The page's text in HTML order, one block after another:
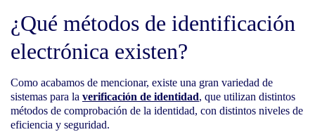
¿Qué métodos de identificación
electrónica existen?
Como acabamos de mencionar, existe una gran variedad de
sistemas para la verificación de identidad, que utilizan distintos
métodos de comprobación de la identidad, con distintos niveles de
eficiencia y seguridad.